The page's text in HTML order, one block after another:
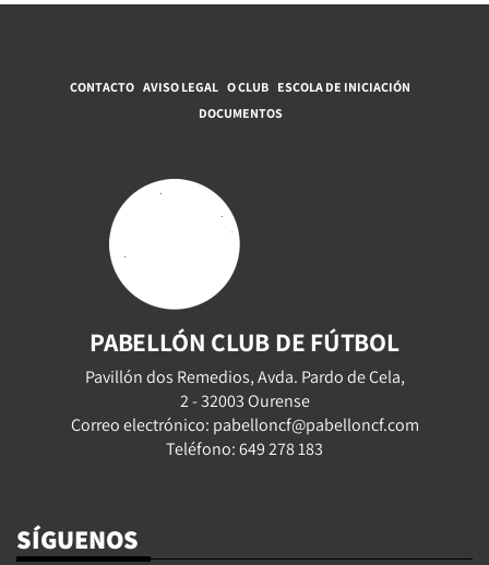
CONTACTO AVISO LEGAL O CLUB ESCOLA DE INICIACIÓN
DOCUMENTOS
PABELLÓN CLUB DE FÚTBOL
Pavillón dos Remedios, Avda. Pardo de Cela,
2 - 32003 Ourense
Correo electrónico: pabelloncf@pabelloncf.com
Teléfono: 649 278 183
SÍGUENOS